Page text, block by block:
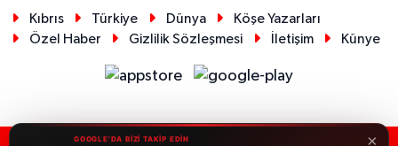
Kıbrıs Türkiye Dünya
Köşe Yazarları
Özel Haber
Gizlilik Sözleşmesi İletişim Künye
×
GOOGLE'DA BİZİ TAKİP EDİN